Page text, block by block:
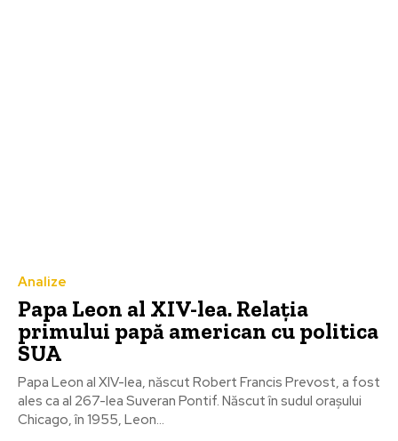
Analize
Papa Leon al XIV-lea. Relaţia
primului papă american cu politica
SUA
Papa Leon al XIV-lea, născut Robert Francis Prevost, a fost
ales ca al 267-lea Suveran Pontif. Născut în sudul orașului
Chicago, în 1955, Leon...